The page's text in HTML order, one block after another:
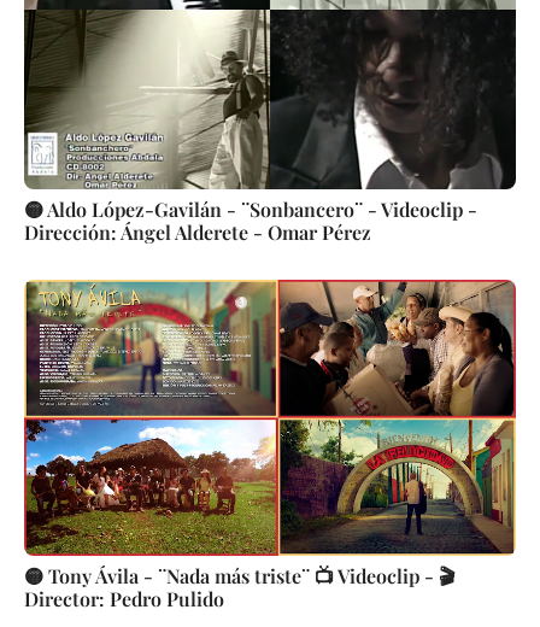
🟡 Aldo López-Gavilán - ¨Sonbancero¨ - Videoclip -
Dirección: Ángel Alderete - Omar Pérez
🟡 Tony Ávila - ¨Nada más triste¨ 📺 Videoclip - 🎬
Director: Pedro Pulido